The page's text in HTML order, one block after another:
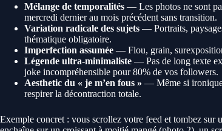
Mélange de temporalités — Les photos ne sont
mercredi dernier au mois précédent sans transition.
Variation radicale des sujets — Portraits,
thématique obligatoire.
Imperfection assumée — Flou, grain,
Légende ultra-minimaliste — Pas de long texte
joke incompréhensible pour 80% de vos followers.
Aesthetic du « je m’en fous » — Même si
respirer la décontraction totale.
Exemple concret : vous scrollez votre feed et tombez